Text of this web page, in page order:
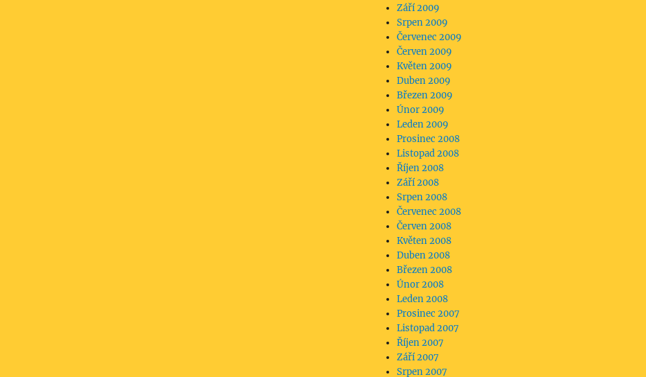
Září 2009
Srpen 2009
Červenec 2009
Červen 2009
Květen 2009
Duben 2009
Březen 2009
Únor 2009
Leden 2009
Prosinec 2008
Listopad 2008
Říjen 2008
Září 2008
Srpen 2008
Červenec 2008
Červen 2008
Květen 2008
Duben 2008
Březen 2008
Únor 2008
Leden 2008
Prosinec 2007
Listopad 2007
Říjen 2007
Září 2007
Srpen 2007